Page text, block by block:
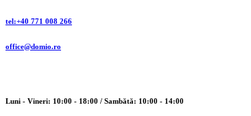
tel:+40 771 008 266
office@domio.ro
Luni - Vineri: 10:00 - 18:00 / Sambătă: 10:00 - 14:00